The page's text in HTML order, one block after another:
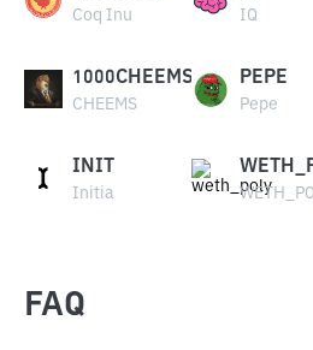
Coq Inu IQ
1000CHEEMS
CHEEMS
PEPE
Pepe
INIT
Initia
FAQ